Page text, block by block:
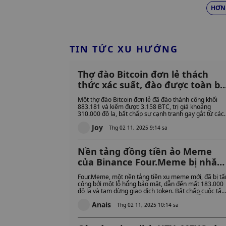
HƠN
TIN TỨC XU HƯỚNG
Thợ đào Bitcoin đơn lẻ thách
thức xác suất, đào được toàn bộ
khối trị giá 310.000 đô la
Một thợ đào Bitcoin đơn lẻ đã đào thành công khối
883.181 và kiếm được 3.158 BTC, trị giá khoảng
310.000 đô la, bất chấp sự cạnh tranh gay gắt từ các
sử dụng CKPOOL hoặc thiết bị Bitaxe, làm nổi bật
đào đơn lẻ.
Joy Thg 02 11, 2025 9:14 sa
Nền tảng đồng tiền ảo Meme
của Binance Four.Meme bị nhắm
mục tiêu trong vụ hack 183.000
đô la, giao dịch bị đình chỉ
Four.Meme, một nền tảng tiền xu meme mới, đã bị
công bởi một lỗ hổng bảo mật, dẫn đến mất 183.000
đô la và tạm dừng giao dịch token. Bất chấp cuộc tấn
nhanh chóng, nhưng lỗ hổng này đã làm dấy lên mối
meme.
Anais Thg 02 11, 2025 10:14 sa